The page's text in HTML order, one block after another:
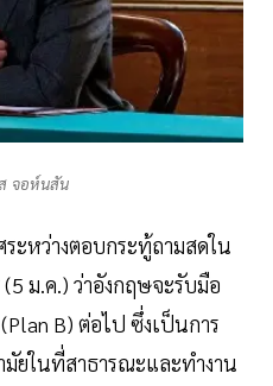
จอห์นสัน
ะหว่างตอบกระทู้ถามสดใน
ม.ค.) ว่าอังกฤษจะรับมือ
B) ต่อไป ซึ่งเป็นการ
ยในที่สาธารณะและทำงาน